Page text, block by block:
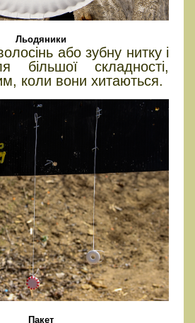
Льодяники
або зубну нитку і
більшої складності,
коли вони хитаються.
Пакет